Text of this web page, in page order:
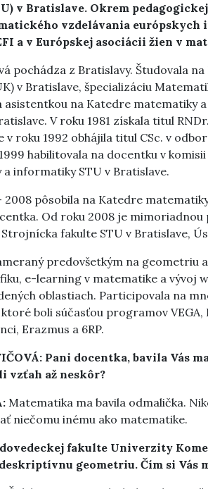
v Bratislave. Okrem
vzdelávania
a v Európskej asociácii žien v
pochádza z Bratislavy. Študovala
v Bratislave, špecializáciu
asistentkou na Katedre
V roku 1981 získala titul
v roku 1992 obhájila titul CSc. v
habilitovala na docentku v
informatiky STU v Bratislave.
2008 pôsobila na Katedre
Od roku 2008 je
fakulte STU v Bratislave,
predovšetkým na geometriu
e-learning v matematike a vývoj
oblastiach. Participovala na
boli súčasťou programov VEGA,
Erazmus a 6RP.
Pani docentka, bavila Vás
vzťah až neskôr?
Matematika ma bavila odmalička.
niečomu inému ako matematike.
fakulte Univerzity
geometriu. Čím si Vás